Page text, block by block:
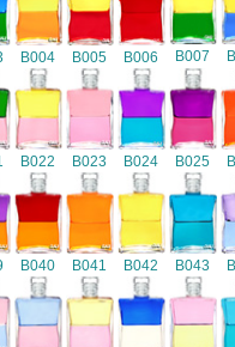
B004 B005 B006 B007
B022 B023 B024 B025
B040 B041 B042 B043